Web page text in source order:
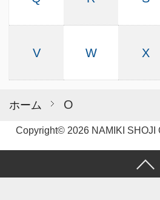
ホーム O
V W X
Copyright© 2026 NAMIKI SHOJI